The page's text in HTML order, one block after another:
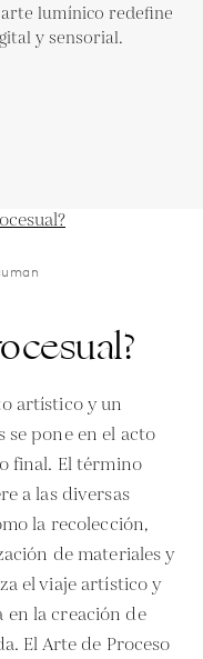
lumínico redefine
y sensorial.
artístico y un
se pone en el acto
final. El término
a las diversas
la recolección,
de materiales y
el viaje artístico y
la creación de
El Arte de Proceso